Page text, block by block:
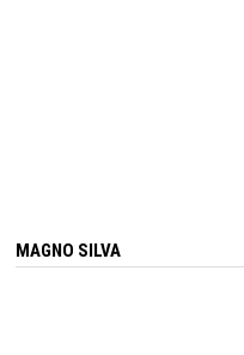
MAGNO SILVA